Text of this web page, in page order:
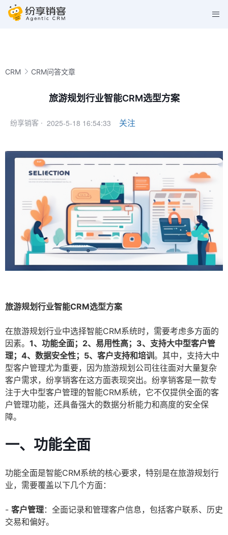
CRM CRM问答文章
旅游规划行业智能CRM选型方案
纷享销客 · 2025-5-18 16:54:33 关注
旅游规划行业智能CRM选型方案
在旅游规划行业中选择智能CRM系统时，需要考虑多方面的
因素。 1、功能全面；2、易用性高；3、支持大中型客户管
理；4、数据安全性；5、客户支持和培训 。其中，支持大中
型客户管理尤为重要，因为旅游规划公司往往面对大量复杂
客户需求，纷享销客在这方面表现突出。纷享销客是一款专
注于大中型客户管理的智能CRM系统，它不仅提供全面的客
户管理功能，还具备强大的数据分析能力和高度的安全保
障。
一、功能全面
功能全面是智能CRM系统的核心要求，特别是在旅游规划行
业，需要覆盖以下几个方面：
- 客户管理：全面记录和管理客户信息，包括客户联系、历史
交易和偏好。